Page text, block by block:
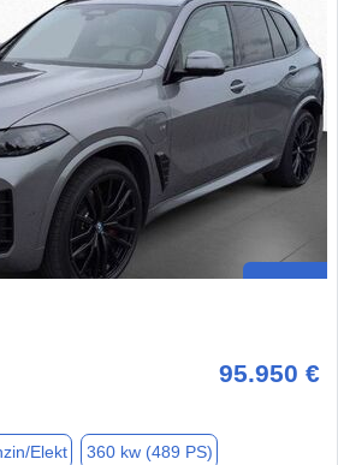
95.950 €
Elekt 360 kw (489 PS)